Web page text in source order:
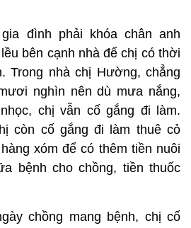
đình phải khóa chân anh
bên cạnh nhà để chị có thời
Trong nhà chị Hường, chẳng
nghìn nên dù mưa nắng,
chị vẫn cố gắng đi làm.
còn cố gắng đi làm thuê cỏ
xóm để có thêm tiền nuôi
bệnh cho chồng, tiền thuốc
chồng mang bệnh, chị cố